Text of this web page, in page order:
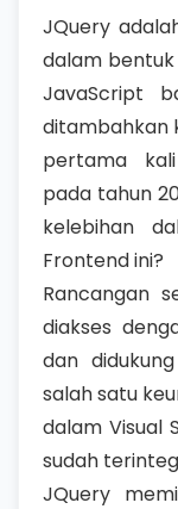
JQuery
dalam
JavaScript
ditambahkan
pertama
pada tahun
kelebihan
Frontend ini?
Rancangan
diakses
dan
salah satu
dalam Visual
sudah
JQuery